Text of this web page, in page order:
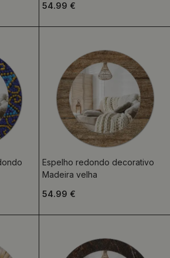
54.99 €
Espelho redondo decorativo
Madeira velha
54.99 €